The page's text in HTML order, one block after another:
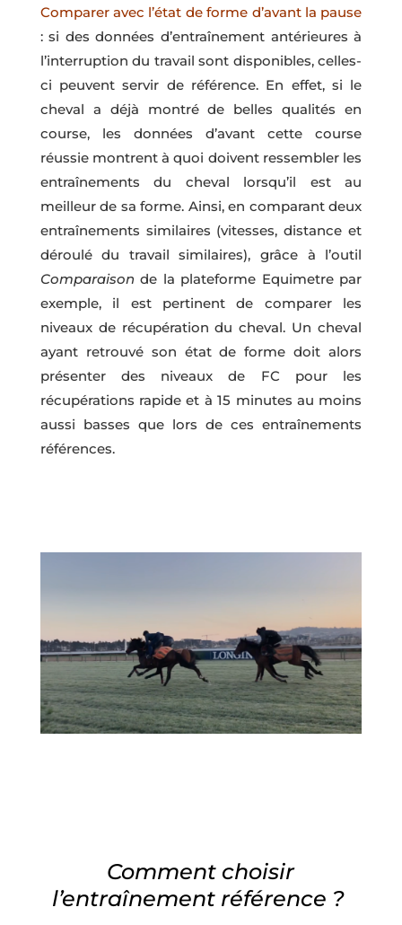
Comparer avec l’état de forme d’avant la pause
: si des données d’entraînement antérieures à
l’interruption du travail sont disponibles, celles-
ci peuvent servir de référence. En effet, si le
cheval a déjà montré de belles qualités en
course, les données d’avant cette course
réussie montrent à quoi doivent ressembler les
entraînements du cheval lorsqu’il est au
meilleur de sa forme. Ainsi, en comparant deux
entraînements similaires (vitesses, distance et
déroulé du travail similaires), grâce à l’outil
Comparaison de la plateforme Equimetre par
exemple, il est pertinent de comparer les
niveaux de récupération du cheval. Un cheval
ayant retrouvé son état de forme doit alors
présenter des niveaux de FC pour les
récupérations rapide et à 15 minutes au moins
aussi basses que lors de ces entraînements
références.
Comment choisir
l’entraînement référence ?